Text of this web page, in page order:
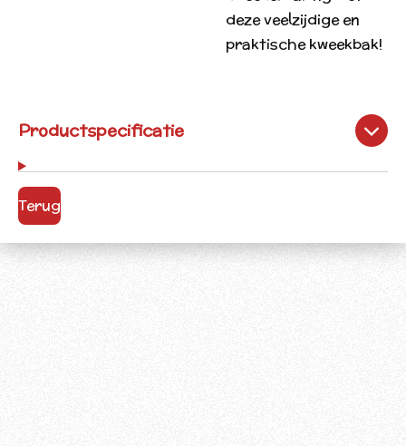
deze veelzijdige en
praktische kweekbak!
Productspecificatie
Terug